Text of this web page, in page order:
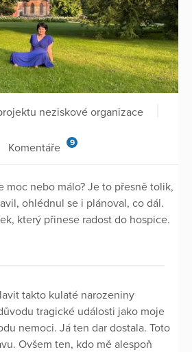
neziskové organizace
Komentáře 9
moc nebo málo? Je to přesně tolik,
ohlédnul se i plánoval, co dál.
který přinese radost do hospice.
takto kulaté narozeniny
tragické události jako moje
nemoci. Já ten dar dostala. Toto
Ovšem ten, kdo mě alespoň